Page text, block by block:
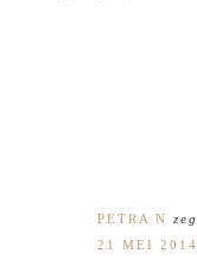
PETRA N
21 MEI